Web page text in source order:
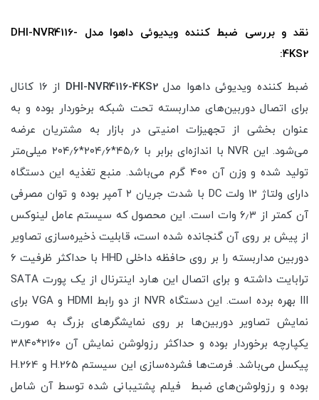
نقد و بررسی ضبط کننده ویدیوئی داهوا مدل DHI-NVR4116-
4KS2:
ضبط کننده ویدیوئی داهوا مدلDHI-NVR4116-4KS2
از ۱۶ کانال
برای اتصال دوربین‌های مداربسته تحت شبکه برخوردار بوده و به
عنوان بخشی از تجهیزات امنیتی در بازار به مشتریان عرضه
می‌شود. این NVR با اندازه‌ای برابر با ۴۵٫۶*۲۰۴٫۶*۲۰۴٫۶ میلی‌متر
تولید شده و وزن آن ۴۰۰ گرم می‌باشد. منبع تغذیه این دستگاه
دارای ولتاژ ۱۲ ولت DC با شدت جریان ۲ آمپر بوده و توان مصرفی
آن کمتر از ۶٫۳ وات است. این محصول که سیستم عامل لینوکس
از پیش بر روی آن گنجانده شده است، قابلیت ذخیره‌سازی تصاویر
دوربین مداربسته را بر روی حافظه داخلی HHD با حداکثر ظرفیت ۶
ترابایت داشته و برای اتصال این هارد اینترنال از یک پورت SATA
III بهره برده است. این دستگاه NVR از دو رابط HDMI و VGA برای
نمایش تصاویر دوربین‌ها بر روی نمایشگرهای بزرگ به صورت
یکپارچه برخوردار بوده و حداکثر رزولوشن نمایش آن ۲۱۶۰*۳۸۴۰
پیکسل می‌باشد. فرمت‌ها فشرده‌سازی این سیستم H.265 و H.264
بوده و رزولوشن‌های ضبط فیلم پشتیبانی شده توسط آن شامل